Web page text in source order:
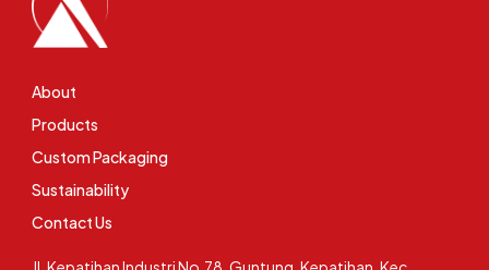
About
Products
Custom Packaging
Sustainability
Contact Us